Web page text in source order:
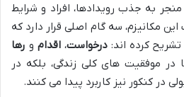
به جذب رویدادها، افراد و شرایط
مکانیزم، سه گام اصلی قرار دارد که
کرده اند:درخواست،اقدام و رها
موفقیت های کلی زندگی، بلکه در
در کنکور نیز کاربرد پیدا می کنند.